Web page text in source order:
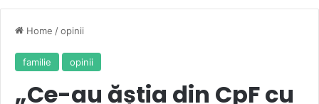
Home /opinii
familie opinii
„Ce-au ăștia din CpF cu